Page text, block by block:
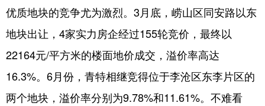
优质地块的竞争尤为激烈。3月底，崂山区同安路以东
地块出让，4家实力房企经过155轮竞价，最终以
22164元/平方米的楼面地价成交，溢价率高达
16.3%。6月份，青特相继竞得位于李沧区东李片区的
两个地块，溢价率分别为9.78%和11.61%。不难看